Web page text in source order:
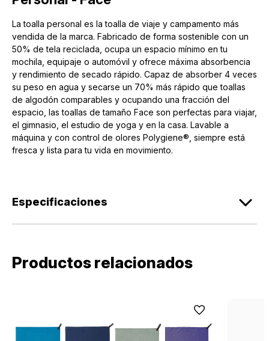
La toalla personal es la toalla de viaje y campamento más
vendida de la marca. Fabricado de forma sostenible con un
50% de tela reciclada, ocupa un espacio mínimo en tu
mochila, equipaje o automóvil y ofrece máxima absorbencia
y rendimiento de secado rápido. Capaz de absorber 4 veces
su peso en agua y secarse un 70% más rápido que toallas
de algodón comparables y ocupando una fracción del
espacio, las toallas de tamaño Face son perfectas para viajar,
el gimnasio, el estudio de yoga y en la casa. Lavable a
máquina y con control de olores Polygiene®, siempre está
fresca y lista para tu vida en movimiento.
Especificaciones
Productos relacionados